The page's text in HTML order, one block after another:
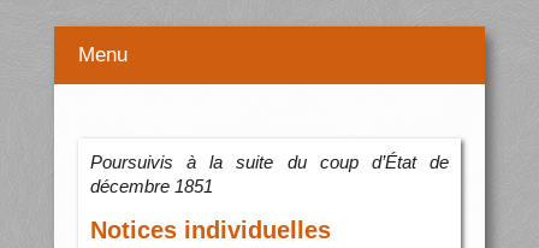
Menu
Poursuivis à la suite du coup d’État de
décembre 1851
Notices individuelles